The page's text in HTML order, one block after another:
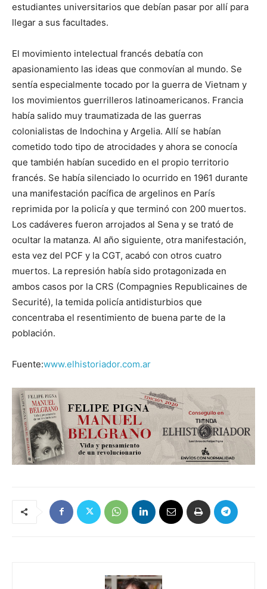
estudiantes universitarios que debían pasar por allí para
llegar a sus facultades.
El movimiento intelectual francés debatía con
apasionamiento las ideas que conmovían al mundo. Se
sentía especialmente tocado por la guerra de Vietnam y
los movimientos guerrilleros latinoamericanos. Francia
había salido muy traumatizada de las guerras
colonialistas de Indochina y Argelia. Allí se habían
cometido todo tipo de atrocidades y ahora se conocía
que también habían sucedido en el propio territorio
francés. Se había silenciado lo ocurrido en 1961 durante
una manifestación pacífica de argelinos en París
reprimida por la policía y que terminó con 200 muertos.
Los cadáveres fueron arrojados al Sena y se trató de
ocultar la matanza. Al año siguiente, otra manifestación,
esta vez del PCF y la CGT, acabó con otros cuatro
muertos. La represión había sido protagonizada en
ambos casos por la CRS (Compagnies Republicaines de
Securité), la temida policía antidisturbios que
concentraba el resentimiento de buena parte de la
población.
Fuente:www.elhistoriador.com.ar